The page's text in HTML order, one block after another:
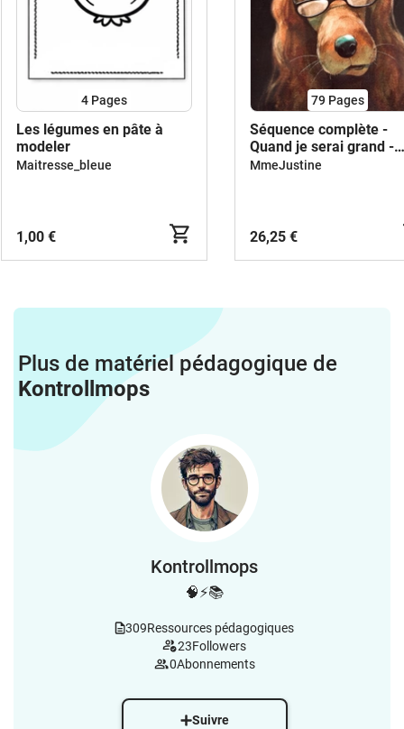
4 Pages
Les légumes en pâte à
modeler
Maitresse_bleue
1,00 €
79 Pages
Séquence complète -
Quand je serai grand -
Cycle 1 - Maternelle
MmeJustine
26,25 €
Plus de matériel pédagogique de
Kontrollmops
Kontrollmops
🧠⚡️📚
309Ressources pédagogiques
23Followers
0Abonnements
Suivre